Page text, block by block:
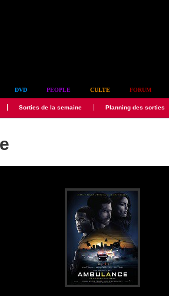
DVD PEOPLE CULTE FORUM
Sorties de la semaine Planning des sorties